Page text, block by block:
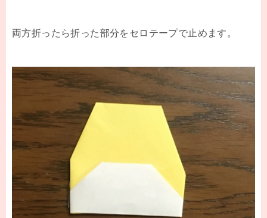
両方折ったら折った部分をセロテープで止めます。